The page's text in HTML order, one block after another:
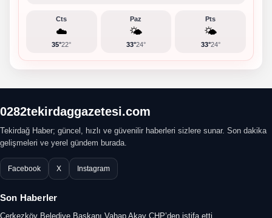
Cts
☁️
35°22°
Paz
🌤️
33°24°
Pts
🌤️
33°24°
0282tekirdaggazetesi.com
Tekirdağ Haber; güncel, hızlı ve güvenilir haberleri sizlere sunar. Son dakika
gelişmeleri ve yerel gündem burada.
Facebook X Instagram
Son Haberler
Çerkezköy Belediye Başkanı Vahap Akay CHP’den istifa etti